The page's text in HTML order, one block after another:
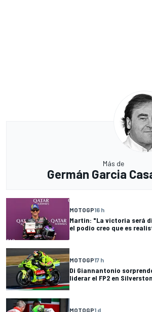
Más de
Germán Garcia
MOTOGP16 h
Martin: "La victoria será
el podio creo que es
MOTOGP17 h
Di Giannantonio
liderar el FP2 en
MOTOGP1 d